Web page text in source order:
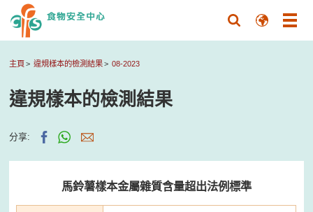
主頁 違規樣本的檢測結果 08-2023
違規樣本的檢測結果
分享:
馬鈴薯樣本金屬雜質含量超出法例標準